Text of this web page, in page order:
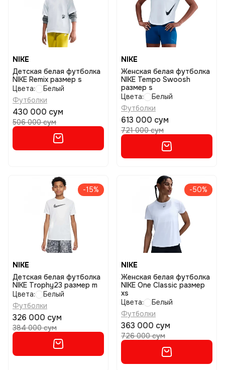
NIKE
Детская белая футболка
NIKE Remix размер s
Цвета:
Белый
Футболки
430 000 сум
506 000 сум
NIKE
Женская белая футболка
NIKE Tempo Swoosh
размер s
Цвета:
Белый
Футболки
613 000 сум
721 000 сум
-15%
NIKE
Детская белая футболка
NIKE Trophy23 размер m
Цвета:
Белый
Футболки
326 000 сум
384 000 сум
-50%
NIKE
Женская белая футболка
NIKE One Classic размер
xs
Цвета:
Белый
Футболки
363 000 сум
726 000 сум